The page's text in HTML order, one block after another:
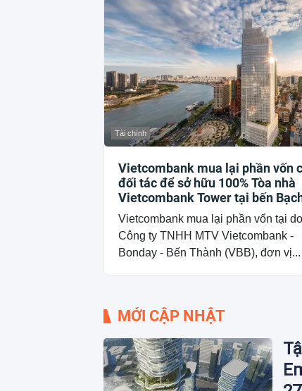
Tài chính
Vietcombank mua lại phần vốn
đối tác để sở hữu 100% Tòa nhà
Vietcombank Tower tại bến
Đằng
Vietcombank mua lại phần vốn tại do
Công ty TNHH MTV Vietcombank -
Bonday - Bến Thành (VBB), đơn vị...
MỚI CẬP NHẬT